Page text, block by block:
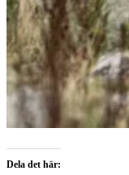
Dela det här: